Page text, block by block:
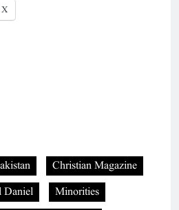
X
Christian Magazine
Daniel
Minorities